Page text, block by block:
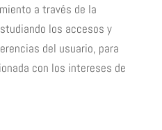
a través de la
los accesos y
del usuario, para
con los intereses de